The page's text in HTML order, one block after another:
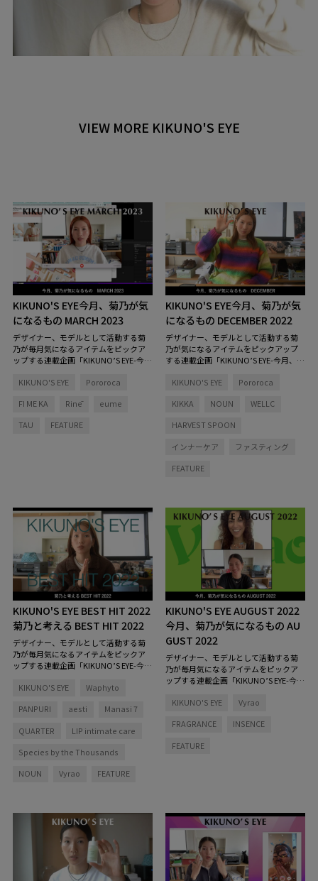
VIEW MORE KIKUNO'S EYE
KIKUNO'S EYE今月、菊乃が気
になるもの MARCH 2023
デザイナー、モデルとして活動する菊
乃が毎月気になるアイテムをピックア
ップする連載企画「KIKUNO’S EYE-今
水ショーツなどのフェムテックアイテ
では欠かせないアイテムをご紹介しま
KIKUNO'S EYE Pororoca
FI ME KA Rinē eume
TAU FEATURE
KIKUNO'S EYE今月、菊乃が気
になるもの DECEMBER 2022
デザイナー、モデルとして活動する菊
乃が気になるアイテムをピックアップ
する連載企画「KIKUNO’S EYE-今月、菊
迎えバタバタと忙しくなるこの時期に
ーアイテムをご紹介します！ 「あっ
終わると思うと、今年はいろんなこと
に感じますが、みなさんいかがお過ご
食もお酒を飲む機会も増えて、何かと
ら自分を整えられるようなアイテムを
たくさん持ってきたので紹介していき
たいと思います」
KIKUNO'S EYE Pororoca
KIKKA NOUN WELLC
HARVEST SPOON
インナーケア ファスティング
FEATURE
KIKUNO'S EYE BEST HIT 2022
菊乃と考える BEST HIT 2022
デザイナー、モデルとして活動する菊
乃が毎月気になるアイテムをピックア
ップする連載企画「KIKUNO’S EYE-今
き続き、今年も特別編『KIKUNO’S EYE
KUNO'S EYEは特別版！ 菊乃さんのレビ
す！応募期間：2022/10/21(金)12:00～
いたしました※
KIKUNO'S EYE Waphyto
PANPURI aesti Manasi 7
QUARTER LIP intimate care
Species by the Thousands
NOUN Vyrao FEATURE
KIKUNO'S EYE AUGUST 2022
今月、菊乃が気になるもの AU
GUST 2022
デザイナー、モデルとして活動する菊
乃が毎月気になるアイテムをピックア
ップする連載企画「KIKUNO’S EYE-今
ンドン発のフレグランスブランド〈Vyr
ペシャルバージョンをお届け！ 「こ
ウェルさんが創造したブランドで、今
KIKUNO'S EYE Vyrao
FRAGRANCE INSENCE
FEATURE